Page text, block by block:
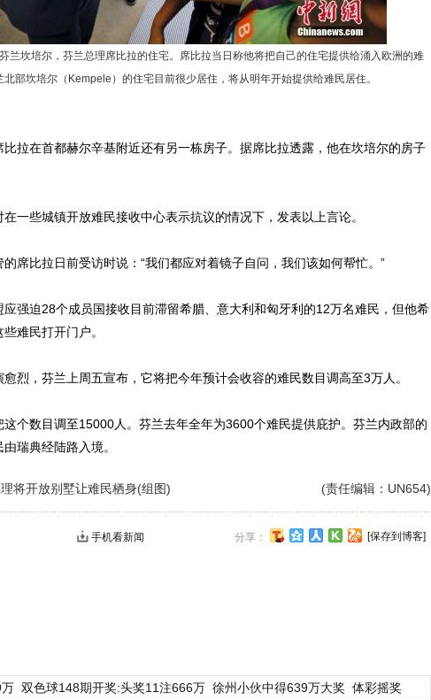
坎培尔，芬兰总理席比拉的住宅。席比拉当日称他将把自己的住宅提供给涌入欧洲的难
部坎培尔（Kempele）的住宅目前很少居住，将从明年开始提供给难民居住。
在首都赫尔辛基附近还有另一栋房子。据席比拉透露，他在坎培尔的房子
些城镇开放难民接收中心表示抗议的情况下，发表以上言论。
比拉日前受访时说：“我们都应对着镜子自问，我们该如何帮忙。”
迫28个成员国接收目前滞留希腊、意大利和匈牙利的12万名难民，但他希
难民打开门户。
，芬兰上周五宣布，它将把今年预计会收容的难民数目调高至3万人。
数目调至15000人。芬兰去年全年为3600个难民提供庇护。芬兰内政部的
瑞典经陆路入境。
(责任编辑：UN654)
将开放别墅让难民栖身(组图)
分享： [保存到博客]
手机看新闻
双色球148期开奖:头奖11注666万 徐州小伙中得639万大奖 体彩摇奖